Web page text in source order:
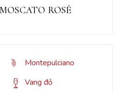
ROSÉ
Montepulciano
Vang đỏ